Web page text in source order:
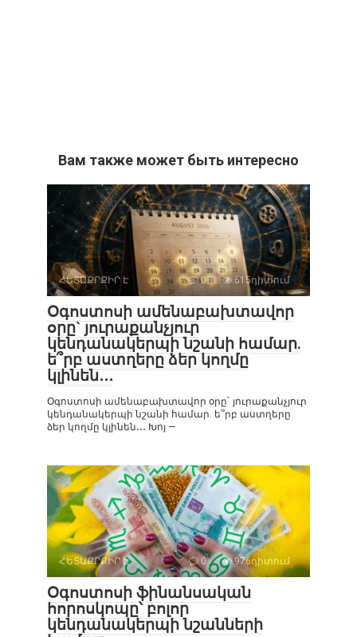
Вам также может быть интересно
ՀԵՏԱՔՐՔԻՐ Է 0 615դիտում
Օգոստոսի ամենաբախտավոր
օրը` յուրաքանչյուր
կենդանակերպի նշանի համար.
ե՞րբ աստղերը ձեր կողմը
կլինեն․․․
Օգոստոսի ամենաբախտավոր օրը` յուրաքանչյուր
կենդանակերպի նշանի համար. ե՞րբ աստղերը
ձեր կողմը կլինեն․․․ Խոյ —
ՀԵՏԱՔՐՔԻՐ Է 0 976դիտում
Օգոստոսի ֆինանսական
հորոսկոպը՝ բոլոր
կենդանակերպի նշանների